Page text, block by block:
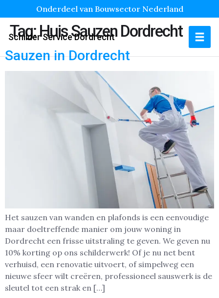
Onderdeel van Bouwsector Nederland
Schilder Service Dordrecht
Tag:Huis Sauzen Dordrecht
Sauzen in Dordrecht
Het sauzen van wanden en plafonds is een eenvoudige
maar doeltreffende manier om jouw woning in
Dordrecht een frisse uitstraling te geven. We geven nu
10% korting op ons schilderwerk! Of je nu net bent
verhuisd, een renovatie uitvoert, of simpelweg een
nieuwe sfeer wilt creëren, professioneel sauswerk is de
sleutel tot een strak en […]